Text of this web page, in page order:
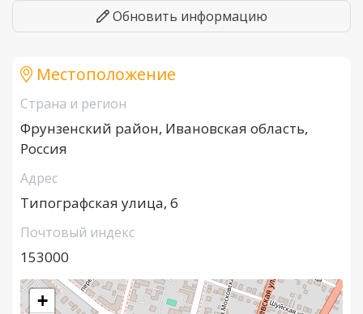
Обновить информацию
Местоположение
Страна и регион
Фрунзенский район, Ивановская область,
Россия
Адрес
Типографская улица, 6
Почтовый индекс
153000
+